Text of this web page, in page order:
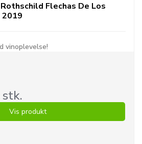
Flechas De Los
2019
vinoplevelse!
Vis produkt